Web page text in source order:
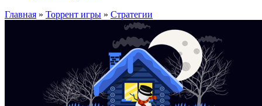
Главная » Торрент игры » Стратегии